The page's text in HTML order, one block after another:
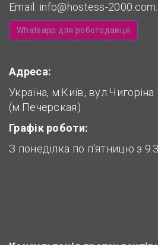
Email: info@hostess-
Whatsapp для роботодавця
Адреса:
Україна, м.Київ,
(м.Печерская)
Графік роботи:
З понеділка по п'ятницю з